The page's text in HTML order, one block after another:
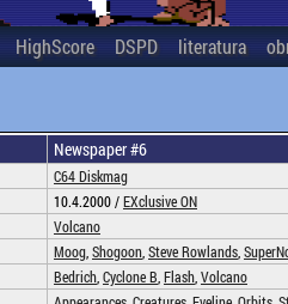
HighScore DSPD literatura
Newspaper #6
C64 Diskmag
10.4.2000 /EXclusive ON
Volcano
Moog Shogoon Steve Rowlands
Bedrich Cyclone B Flash Volcano